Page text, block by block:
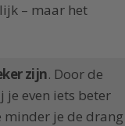
– maar het
zijn. Door de
je even iets beter
minder je de drang